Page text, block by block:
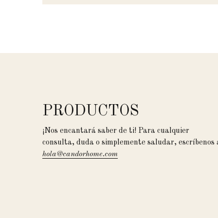
PRODUCTOS
¡Nos encantará saber de ti! Para cualquier
consulta, duda o simplemente saludar, escríbenos
hola@candorhome.com